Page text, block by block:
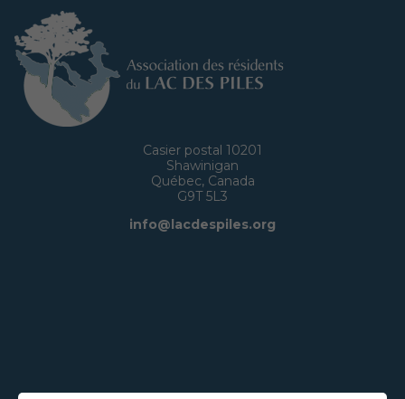
Casier postal 10201
Shawinigan
Québec, Canada
G9T 5L3
info@lacdespiles.org